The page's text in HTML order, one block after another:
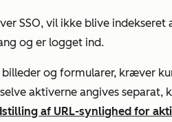
SSO, vil ikke blive indekseret
og er logget ind.
billeder og formularer, kræver
aktiverne angives separat,
af URL-synlighed for